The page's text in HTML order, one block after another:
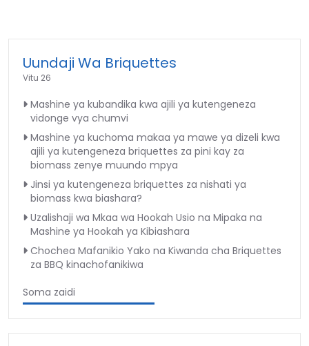
Uundaji Wa Briquettes
Vitu 26
Mashine ya kubandika kwa ajili ya kutengeneza
vidonge vya chumvi
Mashine ya kuchoma makaa ya mawe ya dizeli kwa
ajili ya kutengeneza briquettes za pini kay za
biomass zenye muundo mpya
Jinsi ya kutengeneza briquettes za nishati ya
biomass kwa biashara?
Uzalishaji wa Mkaa wa Hookah Usio na Mipaka na
Mashine ya Hookah ya Kibiashara
Chochea Mafanikio Yako na Kiwanda cha Briquettes
za BBQ kinachofanikiwa
Soma zaidi